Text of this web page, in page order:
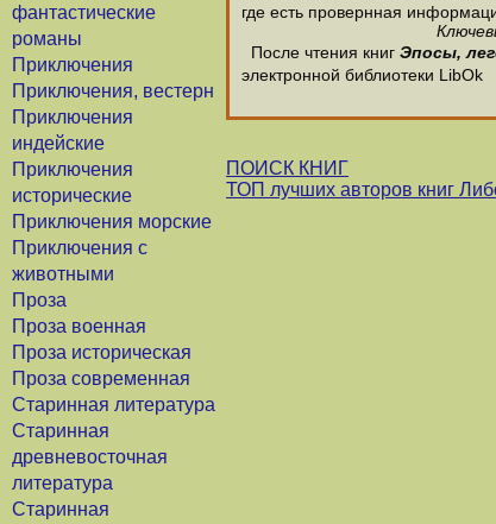
фантастические
романы
Приключения
Приключения, вестерн
Приключения
индейские
Приключения
исторические
Приключения морские
Приключения с
животными
Проза
Проза военная
Проза историческая
Проза современная
Старинная литература
Старинная
древневосточная
литература
Старинная
где есть провернная
После чтения книг Эпосы,
электронной библиотеки LibOk
ПОИСК КНИГ
ТОП лучших авторов книг